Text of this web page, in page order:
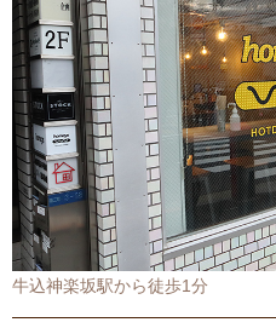
牛込神楽坂駅から徒歩1分